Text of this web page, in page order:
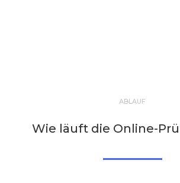
ABLAUF
Wie läuft die Online-